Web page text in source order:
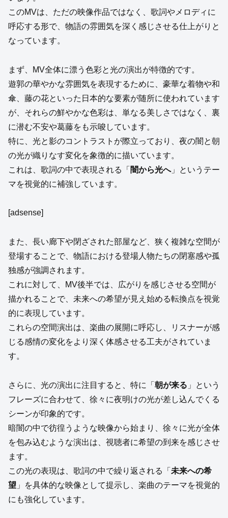
このMVは、ただの映像作品ではなく、歌詞やメロディに
呼応する形で、物語の雰囲気を深く感じさせる仕上がりと
なっています。
まず、MV全体に漂う色彩と光の演出が特徴的です。
遊郭の華やかな雰囲気を表現するために、豪華な着物や和
傘、藤の花といった日本的な要素が随所に使われています
が、それらの鮮やかな色彩は、単なる美しさではなく、裏
に潜む不安や葛藤をも示唆しています。
特に、光と影のコントラストが際立っており、夜の闇と朝
の光が織りなす変化を象徴的に描いています。
これは、歌詞の中で表現される「 闇から光へ」というテー
マを視覚的に補強しています。
[adsense]
また、長い廊下や閉ざされた部屋など、狭く複雑な空間が
登場することで、物語における登場人物たちの閉塞感や孤
独感が強調されます。
これに対して、MV後半では、広がりを感じさせる空間が
描かれることで、未来への希望が見え始める転換点を視覚
的に表現しています。
これらの空間演出は、楽曲の展開に呼応し、リスナーが感
じる感情の変化をより深く体感させる工夫がされていま
す。
さらに、光の演出に注目すると、特に「 朝が来る 」という
フレーズに合わせて、徐々に夜明けの光が差し込んでくる
シーンが印象的です。
暗闇の中で彷徨うような映像から始まり、徐々に光が全体
を包み込むような演出は、視聴者に希望の到来を感じさせ
ます。
この光の表現は、歌詞の中で繰り返される「 未来への希
望 」を具体的な映像として提示し、楽曲のテーマを視覚的
にも強化しています。